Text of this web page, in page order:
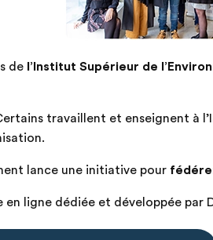
de l’Institut Supérieur de
travaillent et enseignent à
lance une initiative pour
ligne dédiée et développée par